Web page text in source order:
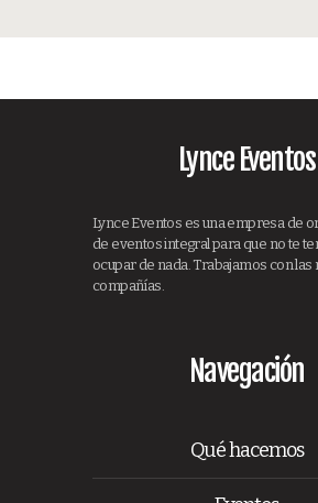
Lynce Eventos
Lynce Eventos es una empresa de
de eventos integral para que no te
ocupar de nada. Trabajamos con las
compañías.
Navegación
Qué hacemos